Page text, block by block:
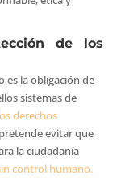
de los
es la obligación de
sistemas de
derechos
evitar que
la ciudadanía
control humano.